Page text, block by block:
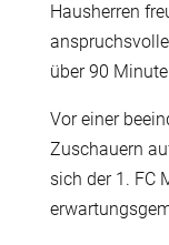
Hausherren
über 90
Vor einer
Zuschauern
sich der 1. FC